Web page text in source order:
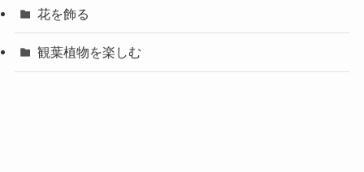
花を飾る
観葉植物を楽しむ